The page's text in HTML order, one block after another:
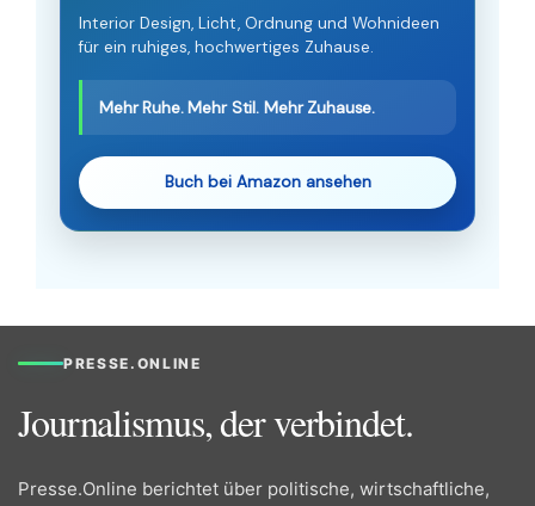
Interior Design, Licht, Ordnung und Wohnideen
für ein ruhiges, hochwertiges Zuhause.
Mehr Ruhe. Mehr Stil. Mehr Zuhause.
Buch bei Amazon ansehen
PRESSE.ONLINE
Journalismus, der verbindet.
Presse.Online berichtet über politische, wirtschaftliche,